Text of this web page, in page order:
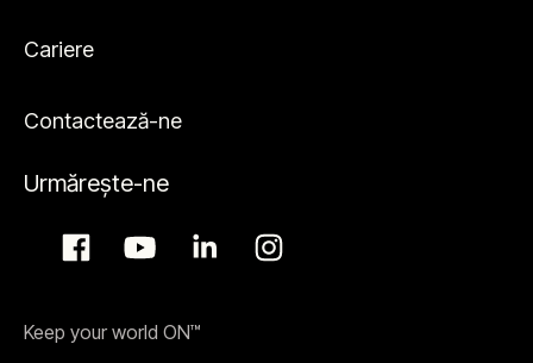
Cariere
Contactează-ne
Urmărește-ne
Keep your world ON™